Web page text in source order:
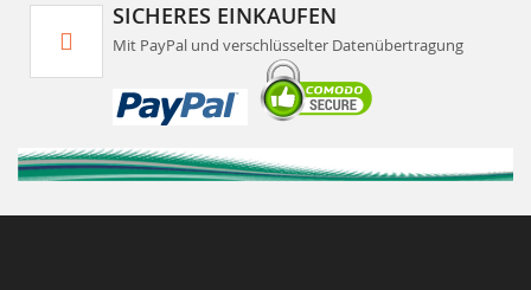
SICHERES EINKAUFEN
Mit PayPal und verschlüsselter Datenübertragung